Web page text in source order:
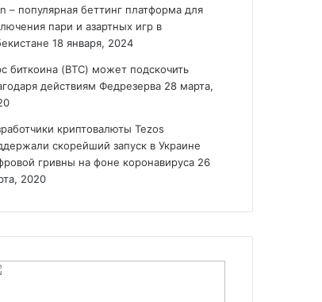
– популярная беттинг платформа для
пари и азартных игр в
18 января, 2024
биткоина (BTC) может подскочить
действиям Федрезерва 28 марта,
криптовалюты Tezos
скорейший запуск в Украине
гривны на фоне коронавируса 26
2020